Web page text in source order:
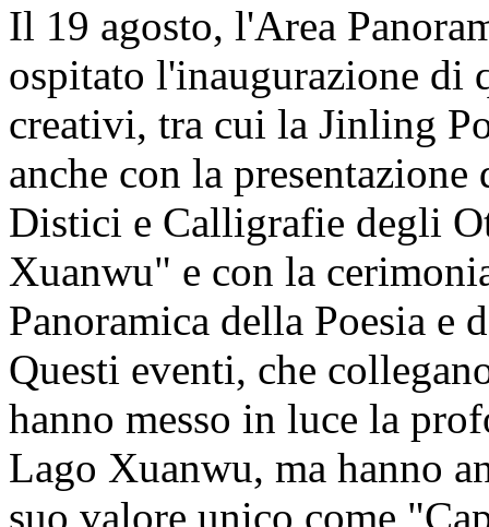
Il 19 agosto, l'Area
ospitato l'inaugurazione di
creativi, tra cui la Jinling
anche con la
Distici e Calligrafie degli
Xuanwu" e con la
Panoramica della Poesia e
Questi eventi, che
hanno messo in luce la
Lago Xuanwu, ma hanno
suo valore unico come